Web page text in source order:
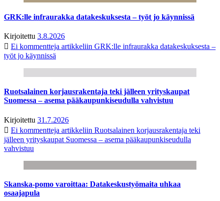
GRK:lle infraurakka datakeskuksesta – työt jo käynnissä
Kirjoitettu 3.8.2026
Ei kommentteja artikkeliin GRK:lle infraurakka datakeskuksesta –
työt jo käynnissä
Ruotsalainen korjausrakentaja teki jälleen yrityskaupat
Suomessa – asema pääkaupunkiseudulla vahvistuu
Kirjoitettu 31.7.2026
Ei kommentteja artikkeliin Ruotsalainen korjausrakentaja teki
jälleen yrityskaupat Suomessa – asema pääkaupunkiseudulla
vahvistuu
Skanska-pomo varoittaa: Datakeskustyömaita uhkaa
osaajapula